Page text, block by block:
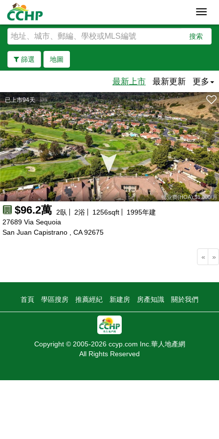
搜索
篩選 地圖
去除邊界
最新上市 最新更新 更多
已上市94天
物业费(HOA):$1,000/月
$96.2萬 2臥 2浴 1256sqft 1995年建
27689 Via Sequoia
San Juan Capistrano , CA 92675
« »
首頁 學區搜房 推薦經紀 新建房 房產知識 關於我們
Copyright © 2005-2026 ccyp.com Inc.華人地產網
All Rights Reserved